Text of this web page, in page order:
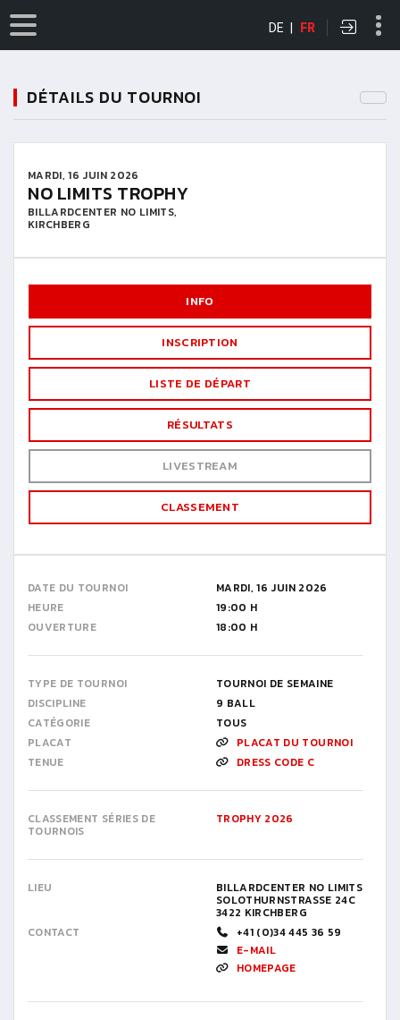
DE | FR
DÉTAILS DU TOURNOI
MARDI, 16 JUIN 2026
NO LIMITS TROPHY
BILLARDCENTER NO LIMITS,
KIRCHBERG
INFO
INSCRIPTION
LISTE DE DÉPART
RÉSULTATS
LIVESTREAM
CLASSEMENT
DATE DU TOURNOI
MARDI, 16 JUIN 2026
HEURE
19:00 H
OUVERTURE
18:00 H
TYPE DE TOURNOI
TOURNOI DE SEMAINE
DISCIPLINE
9 BALL
CATÉGORIE
TOUS
PLACAT
PLACAT DU TOURNOI
TENUE
DRESS CODE C
CLASSEMENT SÉRIES DE
TOURNOIS
TROPHY 2026
LIEU BILLARDCENTER NO LIMITS
SOLOTHURNSTRASSE 24C
3422 KIRCHBERG
CONTACT
+41 (0)34 445 36 59
E-MAIL
HOMEPAGE